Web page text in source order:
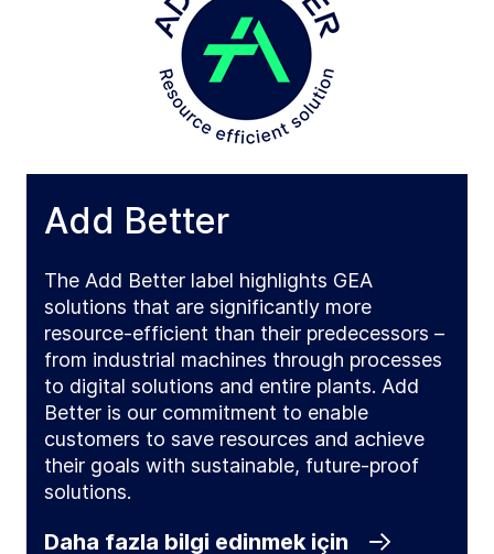
Add Better
The Add Better label highlights GEA
solutions that are significantly more
resource-efficient than their predecessors –
from industrial machines through processes
to digital solutions and entire plants. Add
Better is our commitment to enable
customers to save resources and achieve
their goals with sustainable, future-proof
solutions.
Daha fazla bilgi edinmek için